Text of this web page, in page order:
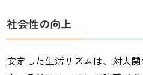
社会性の向上
安定した生活リズムは、対人